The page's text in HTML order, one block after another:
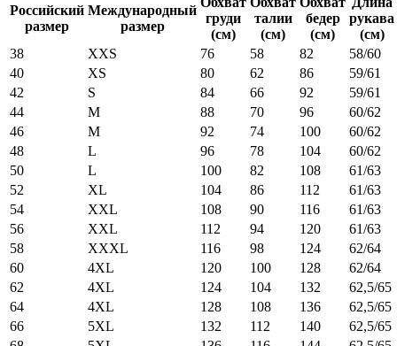
Российский
размер
Международный
размер
груди
(см)
талии
(см)
бедер
(см)
рукава
(см)
38
XXS 76 58 82
58/60
40
XS 80 62 86
59/61
42
S 84 66 92
59/61
44
M 88 70 96
60/62
46
M 92 74 100
60/62
48
L 96 78 104
60/62
50
L 100 82 108
61/63
52
XL 104 86 112
61/63
54
XXL 108 90 116
61/63
56
XXL 112 94 120
61/63
58
XXXL 116 98 124
62/64
60
4XL 120 100 128
62/64
62
4XL 124 104 132
62,5/65
64
4XL 128 108 136
62,5/65
66
5XL 132 112 140
62,5/65